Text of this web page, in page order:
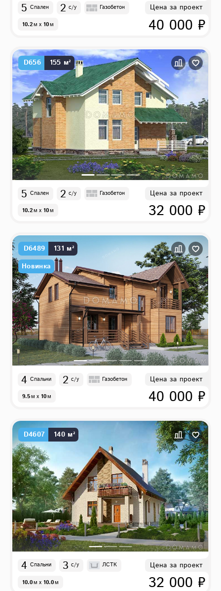
5 Спален 2 с/у Газобетон
10.2м x 10м
Цена за проект
40 000 ₽
D656 155 м²
5 Спален 2 с/у Газобетон
10.2м x 10м
Цена за проект
32 000 ₽
D6489
131 м²
Новинка
4 Спальни 2 с/у Газобетон
9.5м x 10м
Цена за проект
40 000 ₽
D4607 140 м²
4 Спальни 3 с/у ЛСТК
10.0м x 10.0м
Цена за проект
32 000 ₽